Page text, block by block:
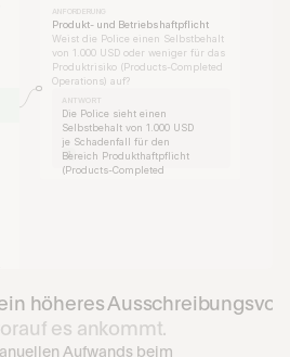
ANFORDERUNG
Produkt- und Betriebshaftpflicht
Weist die Police einen Selbstbehalt
von 1.000 USD oder weniger für das
Produktrisiko (Products-Completed
Operations) auf?
ANTWORT
Die Police sieht einen
Selbstbehalt von 1.000 USD
je Schadenfall für den
Bereich Produkthaftpflicht
(Products-Completed
1
höheres
es ankommt.
Aufwands beim